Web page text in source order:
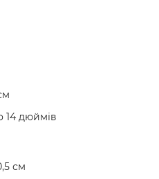
14 дюймів
см